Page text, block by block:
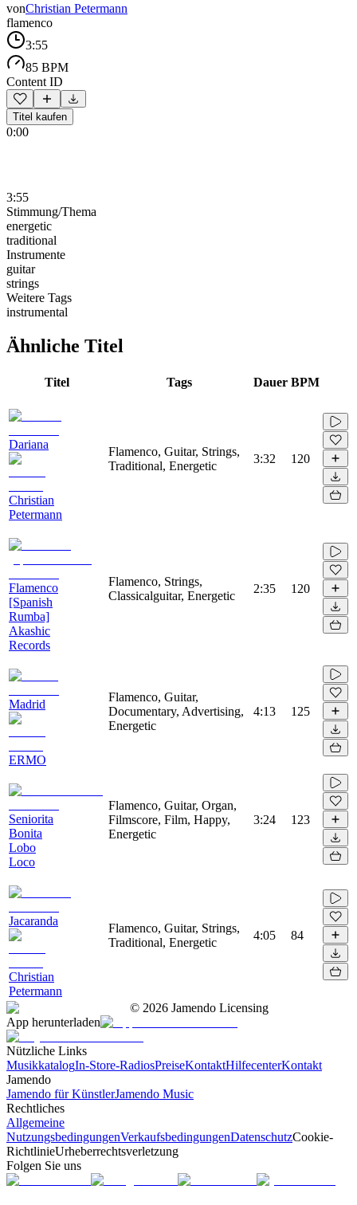
vonChristian Petermann
flamenco
3:55
85 BPM
Content ID
Titel kaufen
0:00
3:55
Stimmung/Thema
energetic
traditional
Instrumente
guitar
strings
Weitere Tags
instrumental
Ähnliche Titel
Titel Tags Dauer BPM
Dariana
Christian
Petermann
Flamenco, Guitar, Strings,
Traditional, Energetic
3:32 120
Flamenco
[Spanish
Rumba]
Akashic
Records
Flamenco, Strings,
Classicalguitar, Energetic
2:35 120
Madrid
ERMO
Flamenco, Guitar,
Documentary, Advertising,
Energetic
4:13 125
Seniorita
Bonita
Lobo
Loco
Flamenco, Guitar, Organ,
Filmscore, Film, Happy,
Energetic
3:24 123
Jacaranda
Christian
Petermann
Flamenco, Guitar, Strings,
Traditional, Energetic
4:05 84
© 2026 Jamendo Licensing
App herunterladen
Nützliche Links
MusikkatalogIn-Store-RadiosPreiseKontaktHilfecenterKontakt
Jamendo
Jamendo für KünstlerJamendo Music
Rechtliches
Allgemeine
NutzungsbedingungenVerkaufsbedingungenDatenschutzCookie-
RichtlinieUrheberrechtsverletzung
Folgen Sie uns